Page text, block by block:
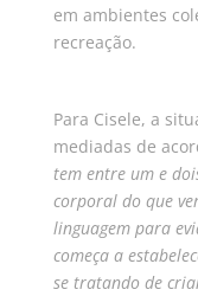
em ambientes
recreação.
Para Cisele, a
mediadas de
tem entre um e
corporal do que
linguagem para
começa a
se tratando de